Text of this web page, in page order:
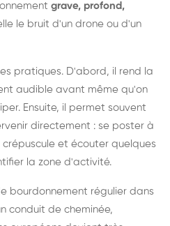
grave, profond,
le bruit d'un drone ou d'un
pratiques. D'abord, il rend la
audible avant même qu'on
Ensuite, il permet souvent
directement : se poster à
et écouter quelques
la zone d'activité.
bourdonnement régulier dans
conduit de cheminée,